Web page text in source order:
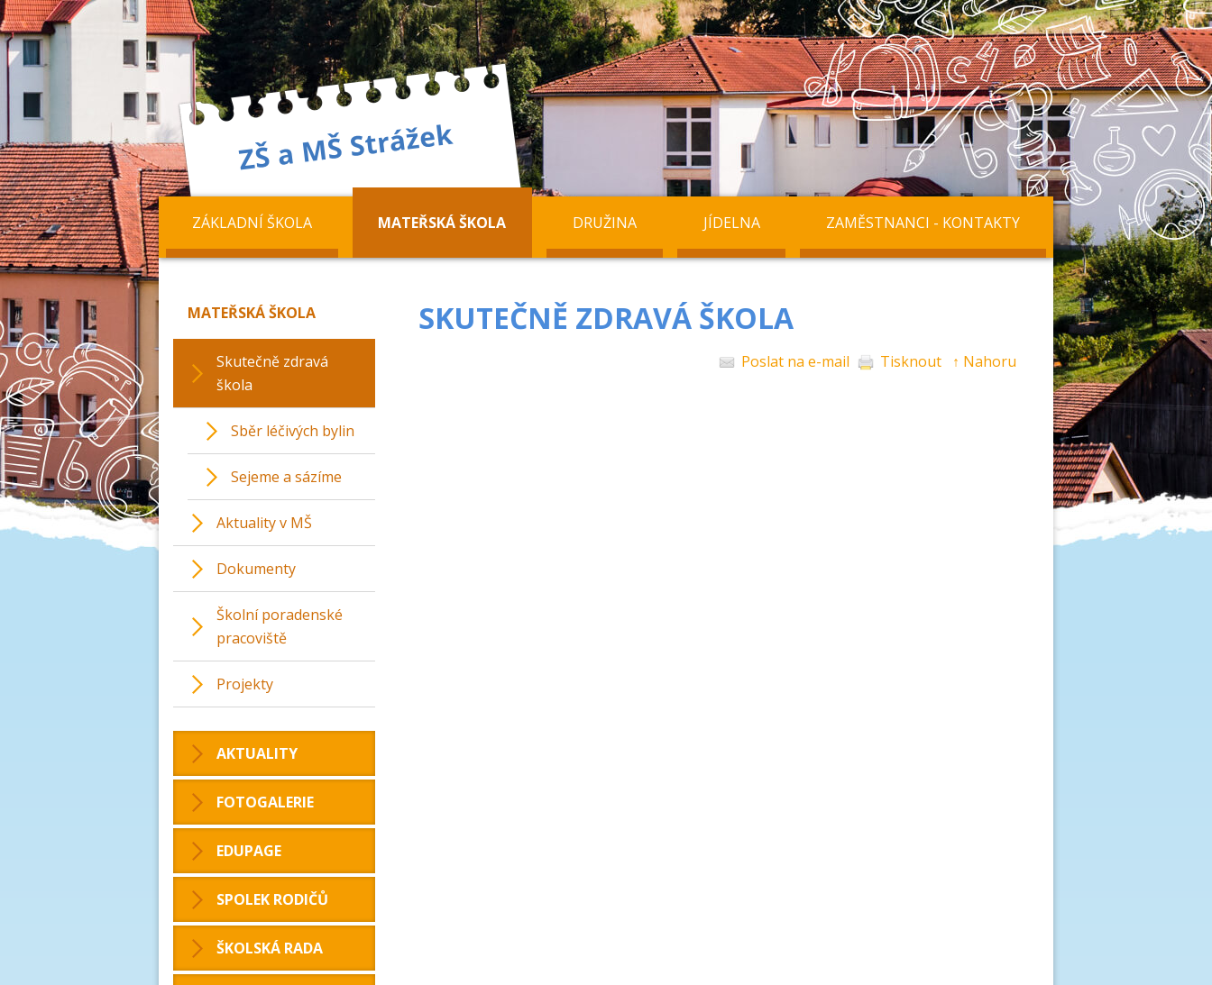
ZÁKLADNÍ ŠKOLA MATEŘSKÁ ŠKOLA DRUŽINA JÍDELNA ZAMĚSTNANCI - KONTAKTY
SKUTEČNĚ ZDRAVÁ ŠKOLA
Poslat na e-mail Tisknout ↑ Nahoru
MATEŘSKÁ ŠKOLA
Skutečně zdravá
škola
Sběr léčivých bylin
Sejeme a sázíme
Aktuality v MŠ
Dokumenty
Školní poradenské
pracoviště
Projekty
AKTUALITY
FOTOGALERIE
EDUPAGE
SPOLEK RODIČŮ
ŠKOLSKÁ RADA